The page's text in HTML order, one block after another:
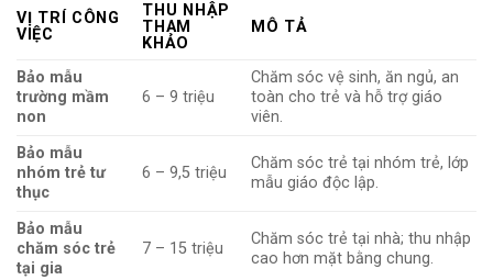
VỊ TRÍ CÔNG
VIỆC
THU NHẬP
THAM
KHẢO
MÔ TẢ
Bảo mẫu
trường mầm
non
6 – 9 triệu
Chăm sóc vệ sinh, ăn ngủ, an
toàn cho trẻ và hỗ trợ giáo
viên.
Bảo mẫu
nhóm trẻ tư
thục
6 – 9,5 triệu
Chăm sóc trẻ tại nhóm trẻ, lớp
mẫu giáo độc lập.
Bảo mẫu
chăm sóc trẻ
tại gia
7 – 15 triệu
Chăm sóc trẻ tại nhà; thu nhập
cao hơn mặt bằng chung.